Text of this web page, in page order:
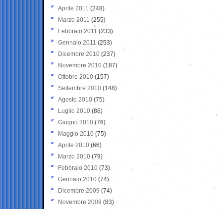
Aprile 2011 (248)
Marzo 2011 (255)
Febbraio 2011 (233)
Gennaio 2011 (253)
Dicembre 2010 (237)
Novembre 2010 (187)
Ottobre 2010 (157)
Settembre 2010 (148)
Agosto 2010 (75)
Luglio 2010 (86)
Giugno 2010 (76)
Maggio 2010 (75)
Aprile 2010 (66)
Marzo 2010 (79)
Febbraio 2010 (73)
Gennaio 2010 (74)
Dicembre 2009 (74)
Novembre 2009 (83)